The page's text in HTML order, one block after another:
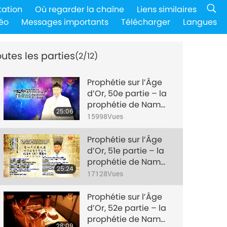
Où regarder la chaîne
Liens similaires
Messages importants Télécharger Langues
les parties(2/12)
25:06
Prophétie sur l’Âge
d’Or, 50e partie – la
prophétie de Nam
Sa-go sur le Roi du
Paradis
15998Vues
25:24
Prophétie sur l’Âge
d’Or, 51e partie – la
prophétie de Nam
Sa-go sur le Roi du
Paradis
17128Vues
Prophétie sur l’Âge
d’Or, 52e partie – la
prophétie de Nam